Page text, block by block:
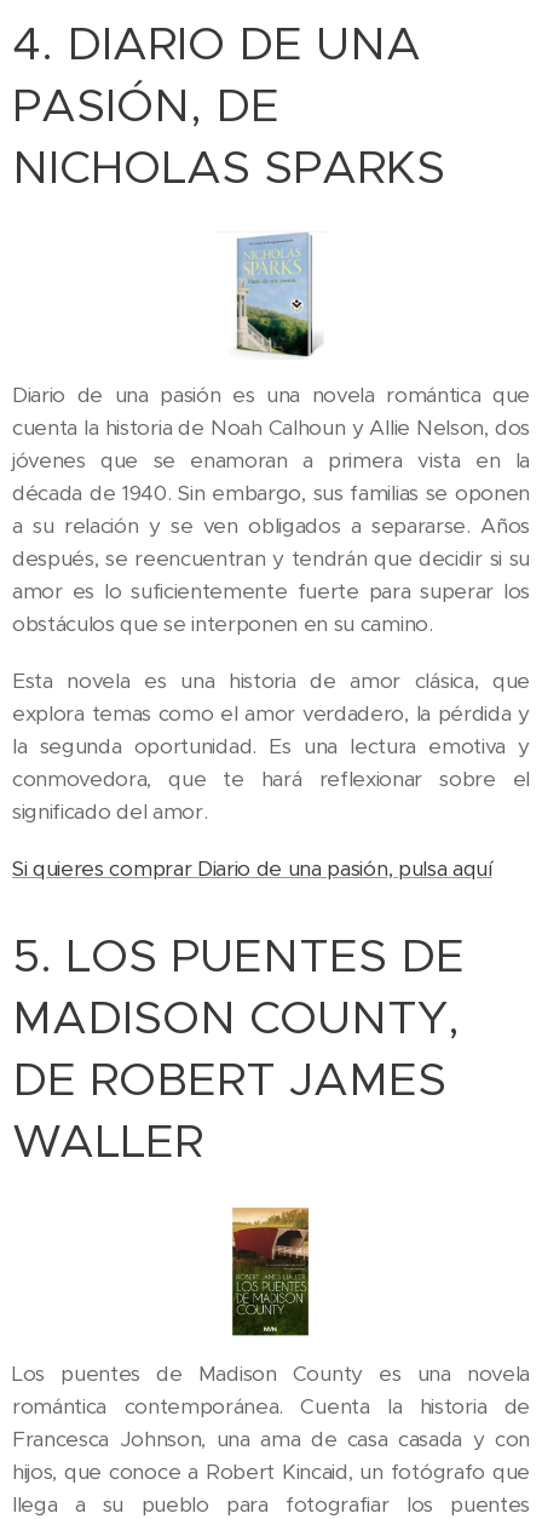
4. DIARIO DE UNA
PASIÓN, DE
NICHOLAS SPARKS
Diario de una pasión es una novela romántica que
cuenta la historia de Noah Calhoun y Allie Nelson, dos
jóvenes que se enamoran a primera vista en la
década de 1940. Sin embargo, sus familias se oponen
a su relación y se ven obligados a separarse. Años
después, se reencuentran y tendrán que decidir si su
amor es lo suficientemente fuerte para superar los
obstáculos que se interponen en su camino.
Esta novela es una historia de amor clásica, que
explora temas como el amor verdadero, la pérdida y
la segunda oportunidad. Es una lectura emotiva y
conmovedora, que te hará reflexionar sobre el
significado del amor.
Si quieres comprar Diario de una pasión, pulsa aquí
5. LOS PUENTES DE
MADISON COUNTY,
DE ROBERT JAMES
WALLER
Los puentes de Madison County es una novela
romántica contemporánea. Cuenta la historia de
Francesca Johnson, una ama de casa casada y con
hijos, que conoce a Robert Kincaid, un fotógrafo que
llega a su pueblo para fotografiar los puentes